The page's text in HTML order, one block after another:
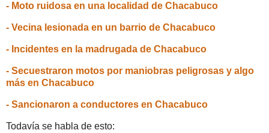
- Moto ruidosa en una localidad de Chacabuco
- Vecina lesionada en un barrio de Chacabuco
- Incidentes en la madrugada de Chacabuco
- Secuestraron motos por maniobras peligrosas y algo
más en Chacabuco
- Sancionaron a conductores en Chacabuco
Todavía se habla de esto: